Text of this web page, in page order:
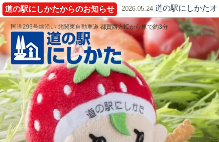
道の駅にしかたからのお知らせ 2026.05.24 道の駅にしかた
国道293号線沿い 北関東自動車道 都賀西方ICから車で約3分